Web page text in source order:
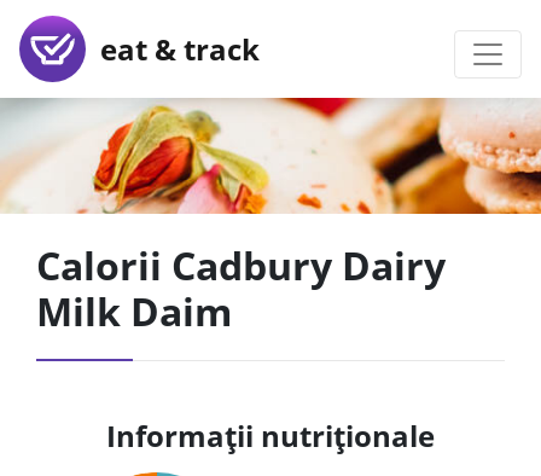
eat & track
Calorii Cadbury Dairy
Milk Daim
Informații nutriționale